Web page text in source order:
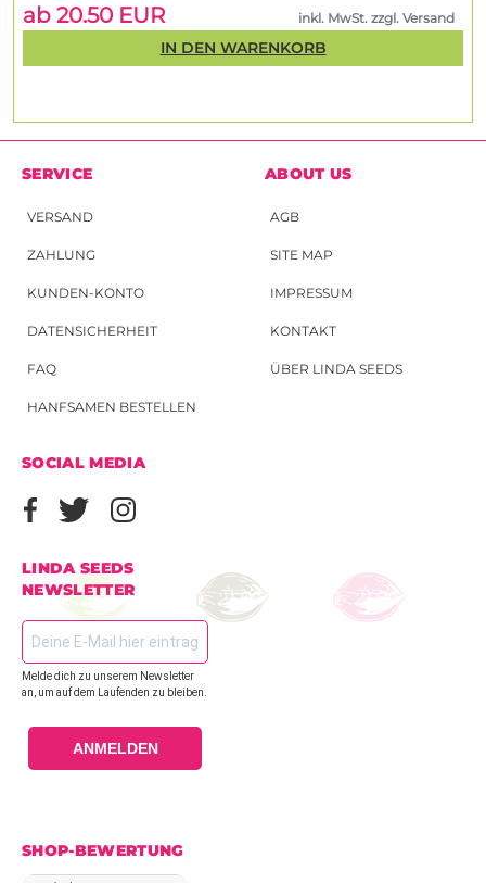
ab 20.50 EUR
inkl. MwSt. zzgl. Versand
IN DEN WARENKORB
SERVICE
VERSAND
ZAHLUNG
KUNDEN-KONTO
DATENSICHERHEIT
FAQ
HANFSAMEN BESTELLEN
ABOUT US
AGB
SITE MAP
IMPRESSUM
KONTAKT
ÜBER LINDA SEEDS
SOCIAL MEDIA
LINDA SEEDS
NEWSLETTER
Melde dich zu unserem Newsletter
an, um auf dem Laufenden zu bleiben.
ANMELDEN
SHOP-BEWERTUNG